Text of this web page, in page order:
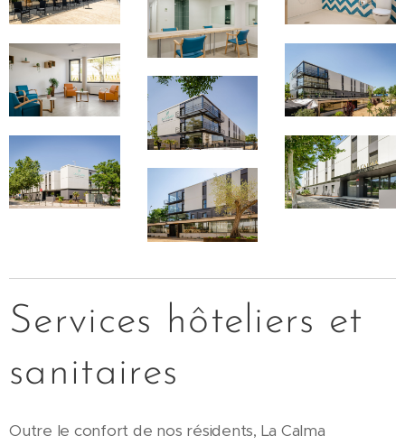
Services hôteliers et
sanitaires
Outre le confort de nos résidents, La Calma